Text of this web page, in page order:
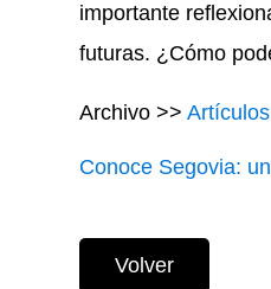
importante
futuras. ¿Cómo
Archivo >>Artículos
Conoce Segovia:
Volver